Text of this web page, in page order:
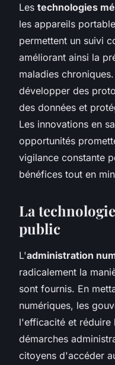
Les technologies
les appareils
permettent un suivi
améliorant ainsi la
maladies
développer des
des données et
Les innovations en
opportunités
vigilance constante
bénéfices tout en
La
public
L'administration
radicalement la
sont fournis. En
numériques, les
l'efficacité et réduire
démarches
citoyens d'accéder